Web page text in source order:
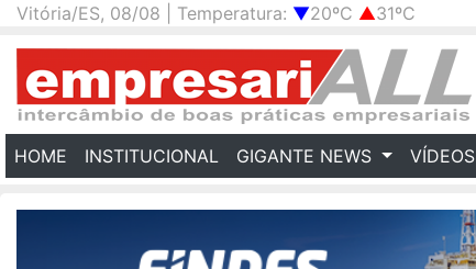
Vitória/ES, 08/08 | Temperatura: ▼20ºC ▲31ºC
HOME (CURRENT)
INSTITUCIONAL GIGANTE NEWS VÍDEOS